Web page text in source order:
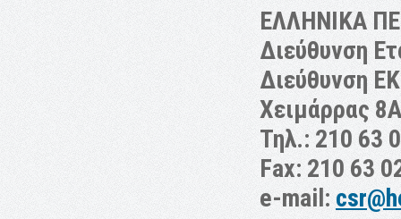
ΕΛΛΗΝΙΚΑ
Διεύθυνση
Διεύθυνση
Χειμάρρας
Τηλ.: 210 63
Fax: 210 63
e-mail: